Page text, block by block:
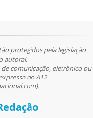
protegidos pela legislação
autoral.
comunicação, eletrônico ou
do A12